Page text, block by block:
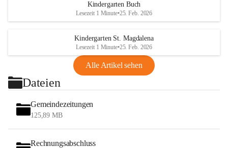
Kindergarten Buch
Lesezeit 1 Minute•25. Feb. 2026
Kindergarten St. Magdalena
Lesezeit 1 Minute•25. Feb. 2026
Alle Artikel sehen
Dateien
Gemeindezeitungen
125,89 MB
Rechnungsabschluss